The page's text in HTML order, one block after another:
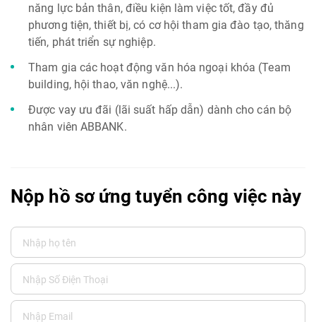
năng lực bản thân, điều kiện làm việc tốt, đầy đủ
phương tiện, thiết bị, có cơ hội tham gia đào tạo, thăng
tiến, phát triển sự nghiệp.
Tham gia các hoạt động văn hóa ngoại khóa (Team
building, hội thao, văn nghệ...).
Được vay ưu đãi (lãi suất hấp dẫn) dành cho cán bộ
nhân viên ABBANK.
Nộp hồ sơ ứng tuyển công việc này